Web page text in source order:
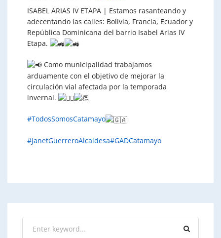
ISABEL ARIAS IV ETAPA | Estamos rasanteando y
adecentando las calles: Bolivia, Francia, Ecuador y
República Dominicana del barrio Isabel Arias IV
Etapa.
Como municipalidad trabajamos
arduamente con el objetivo de mejorar la
circulación vial afectada por la temporada
invernal.
#TodosSomosCatamayo
#JanetGuerreroAlcaldesa#GADCatamayo